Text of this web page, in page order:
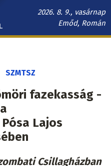
2026. 8. 9., vasárnap
Emőd, Román
SZMTSZ
fazekasság -
Lajos
Csillagházban